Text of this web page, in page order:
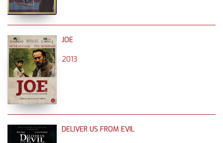
JOE
2013
DELIVER US FROM EVIL